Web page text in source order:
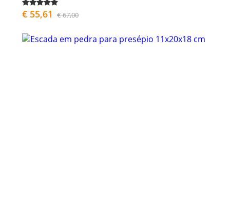
€ 55,61 € 67,00